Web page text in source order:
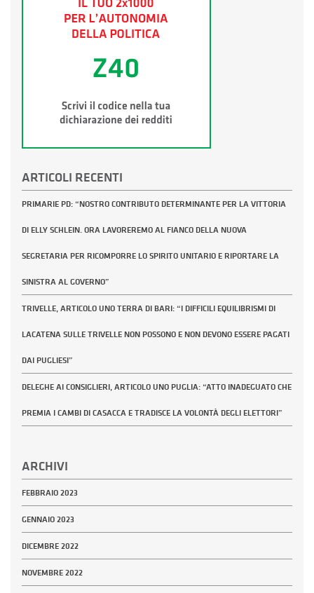
ARTICOLI RECENTI
PRIMARIE PD: “NOSTRO CONTRIBUTO DETERMINANTE PER LA VITTORIA
DI ELLY SCHLEIN. ORA LAVOREREMO AL FIANCO DELLA NUOVA
SEGRETARIA PER RICOMPORRE LO SPIRITO UNITARIO E RIPORTARE LA
SINISTRA AL GOVERNO”
TRIVELLE, ARTICOLO UNO TERRA DI BARI: “I DIFFICILI EQUILIBRISMI DI
LACATENA SULLE TRIVELLE NON POSSONO E NON DEVONO ESSERE PAGATI
DAI PUGLIESI”
DELEGHE AI CONSIGLIERI, ARTICOLO UNO PUGLIA: “ATTO INADEGUATO CHE
PREMIA I CAMBI DI CASACCA E TRADISCE LA VOLONTÀ DEGLI ELETTORI”
ARCHIVI
FEBBRAIO 2023
GENNAIO 2023
DICEMBRE 2022
NOVEMBRE 2022